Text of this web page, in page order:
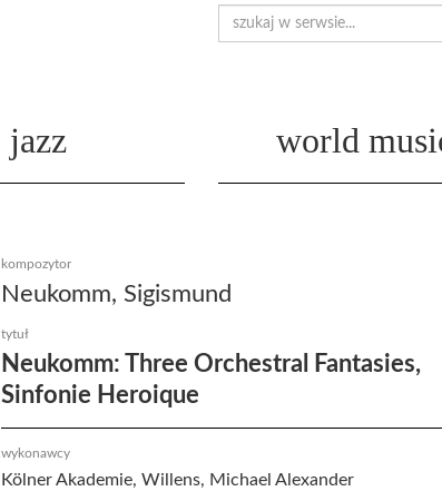
jazz world
kompozytor
Neukomm, Sigismund
tytuł
Neukomm: Three Orchestral Fantasies,
Sinfonie Heroique
wykonawcy
Kölner Akademie, Willens, Michael Alexander